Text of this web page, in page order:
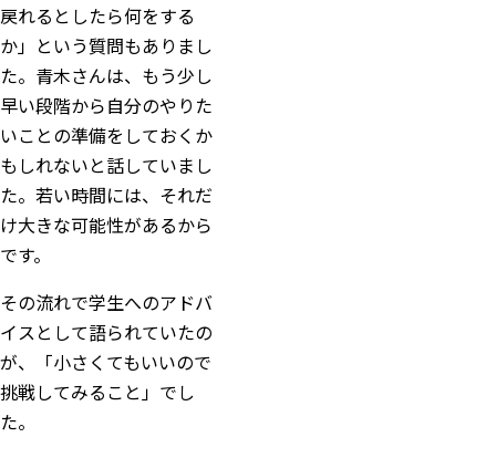
戻れるとしたら何をする
か」という質問もありまし
た。青木さんは、もう少し
早い段階から自分のやりた
いことの準備をしておくか
もしれないと話していまし
た。若い時間には、それだ
け大きな可能性があるから
です。
その流れで学生へのアドバ
イスとして語られていたの
が、「小さくてもいいので
挑戦してみること」でし
た。